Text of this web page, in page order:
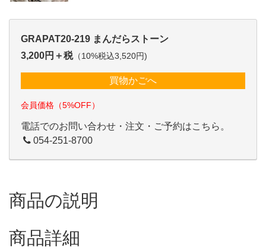
GRAPAT20-219 まんだらストーン
3,200円＋税（10%税込3,520円)
買物かごへ
会員価格（5%OFF）
電話でのお問い合わせ・注文・ご予約はこちら。
054-251-8700
商品の説明
商品詳細